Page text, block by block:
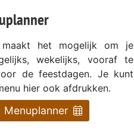
maakt het mogelijk om je
wekelijks, vooraf te
de feestdagen. Je kunt
hier ook afdrukken.
Menuplanner